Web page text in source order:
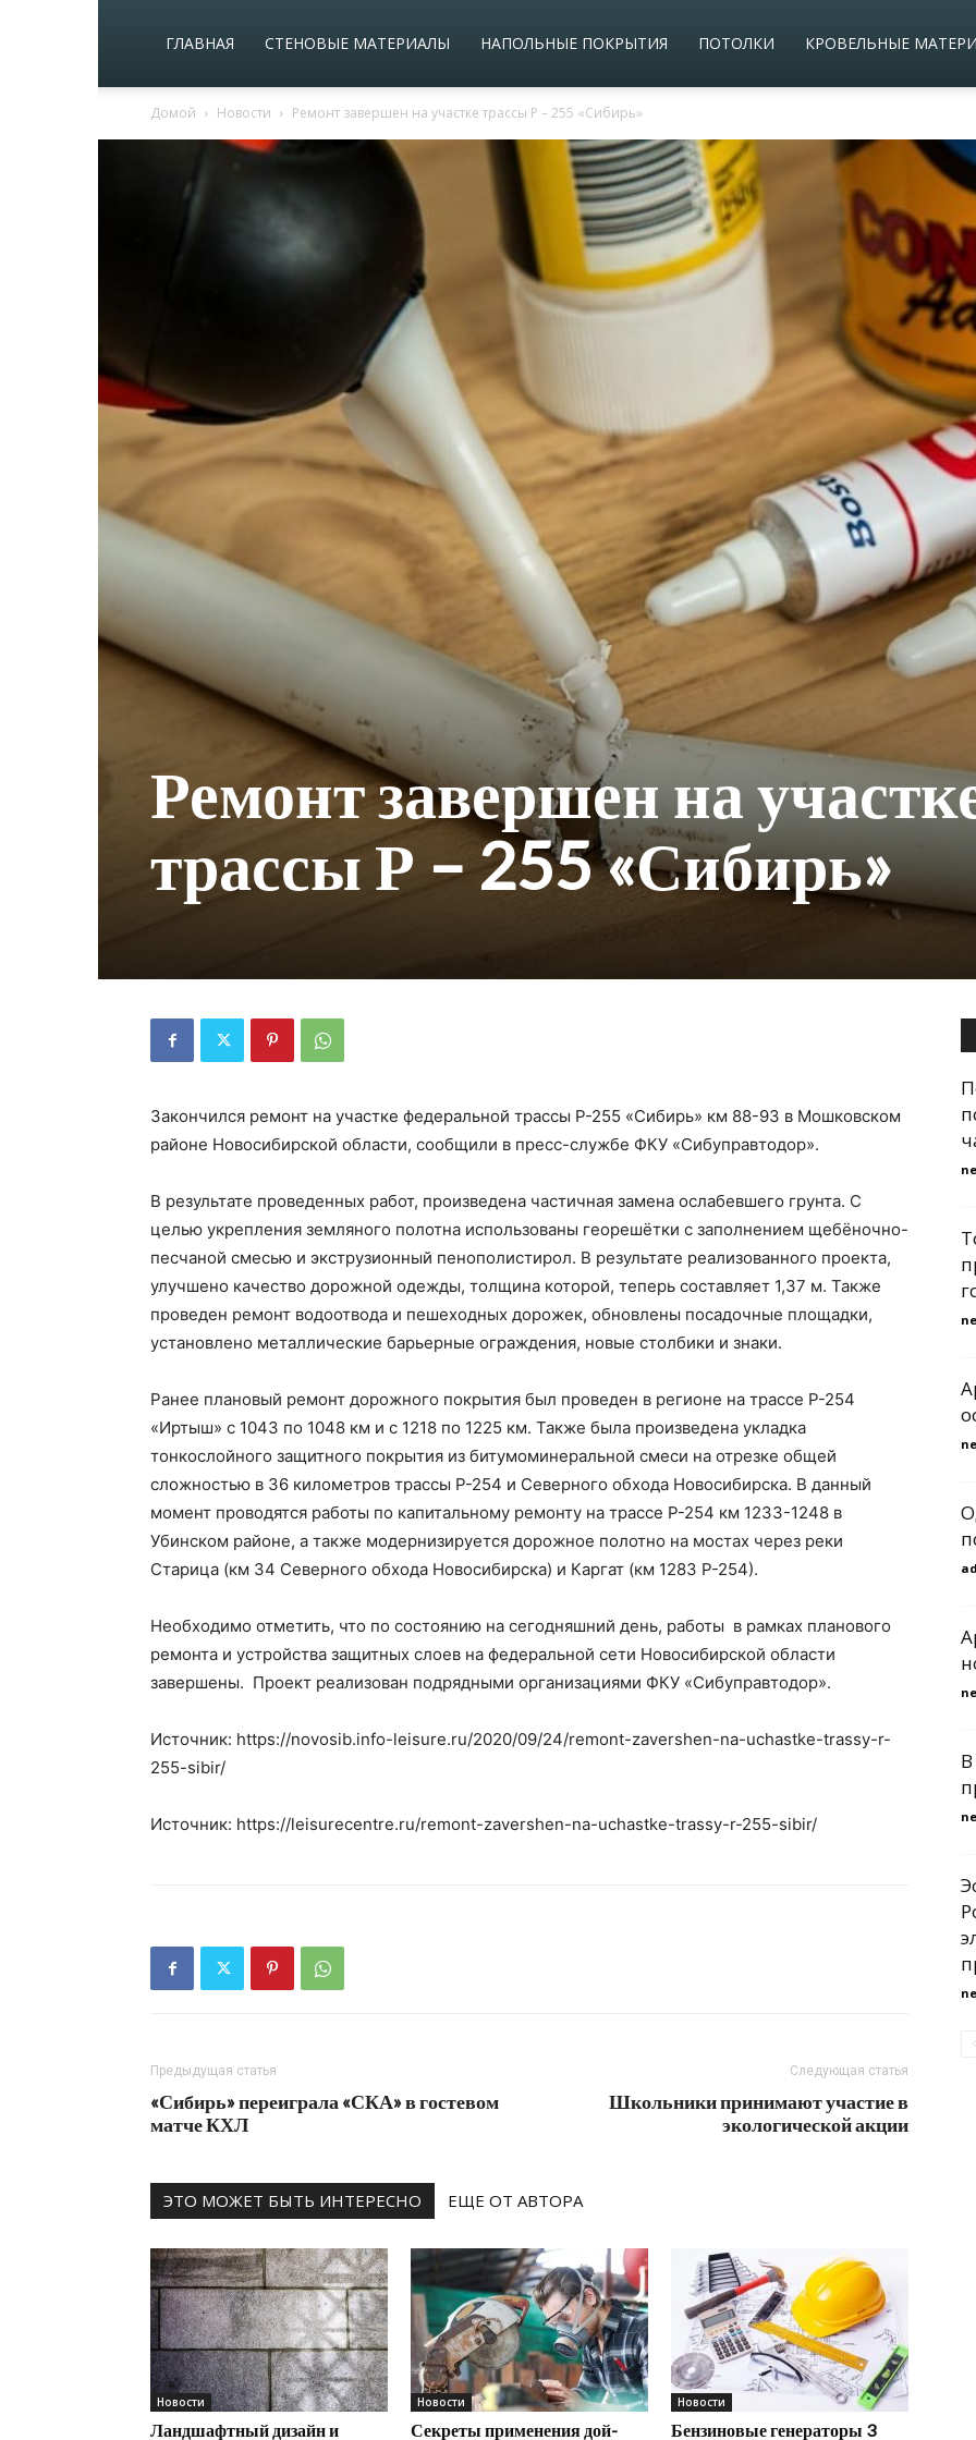
ГЛАВНАЯ СТЕНОВЫЕ МАТЕРИАЛЫ НАПОЛЬНЫЕ ПОКРЫТИЯ ПОТОЛКИ КРОВЕЛЬНЫЕ
Домой Новости Ремонт завершен на участке трассы Р – 255 «Сибирь»
Ремонт завершен на
трассы Р – 255 «Сибирь»
Закончился ремонт на участке федеральной трассы Р-255 «Сибирь» км 88-93 в Мошковском
районе Новосибирской области, сообщили в пресс-службе ФКУ «Сибуправтодор».
В результате проведенных работ, произведена частичная замена ослабевшего грунта. С
целью укрепления земляного полотна использованы георешётки с заполнением щебёночно-
песчаной смесью и экструзионный пенополистирол. В результате реализованного проекта,
улучшено качество дорожной одежды, толщина которой, теперь составляет 1,37 м. Также
проведен ремонт водоотвода и пешеходных дорожек, обновлены посадочные площадки,
установлено металлические барьерные ограждения, новые столбики и знаки.
Ранее плановый ремонт дорожного покрытия был проведен в регионе на трассе Р-254
«Иртыш» с 1043 по 1048 км и с 1218 по 1225 км. Также была произведена укладка
тонкослойного защитного покрытия из битумоминеральной смеси на отрезке общей
сложностью в 36 километров трассы Р-254 и Северного обхода Новосибирска. В данный
момент проводятся работы по капитальному ремонту на трассе Р-254 км 1233-1248 в
Убинском районе, а также модернизируется дорожное полотно на мостах через реки
Старица (км 34 Северного обхода Новосибирска) и Каргат (км 1283 Р-254).
Необходимо отметить, что по состоянию на сегодняшний день, работы в рамках планового
ремонта и устройства защитных слоев на федеральной сети Новосибирской области
завершены. Проект реализован подрядными организациями ФКУ «Сибуправтодор».
Источник: https://novosib.info-leisure.ru/2020/09/24/remont-zavershen-na-uchastke-trassy-r-
255-sibir/
Источник: https://leisurecentre.ru/remont-zavershen-na-uchastke-trassy-r-255-sibir/
Предыдущая статья
«Сибирь» переиграла «СКА» в гостевом
матче КХЛ
Следующая статья
Школьники принимают участие в
экологической акции
ЭТО МОЖЕТ БЫТЬ ИНТЕРЕСНО ЕЩЕ ОТ АВТОРА
Новости
Ландшафтный дизайн и
Новости
Секреты применения дой-
Новости
Бензиновые генераторы 3